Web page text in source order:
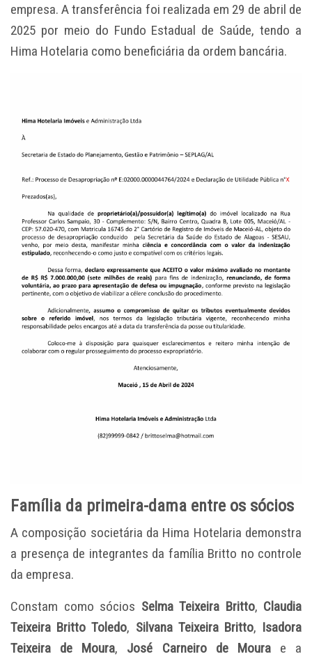
empresa. A transferência foi realizada em 29 de abril de
2025 por meio do Fundo Estadual de Saúde, tendo a
Hima Hotelaria como beneficiária da ordem bancária.
Família da primeira-dama entre os sócios
A composição societária da Hima Hotelaria demonstra
a presença de integrantes da família Britto no controle
da empresa.
Constam como sócios Selma Teixeira Britto, Claudia
Teixeira Britto Toledo, Silvana Teixeira Britto, Isadora
Teixeira de Moura, José Carneiro de Mourae a